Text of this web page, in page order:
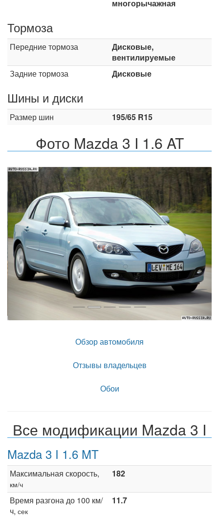
многорычажная
Тормоза
Передние тормоза
Дисковые,
вентилируемые
Задние тормоза
Дисковые
Шины и диски
Размер шин 195/65 R15
Фото Mazda 3 I 1.6 AT
Назад
Обзор автомобиля
Отзывы владельцев
Обои
Все модификации Mazda 3 I
Mazda 3 I 1.6 MT
Максимальная скорость,
км/ч
182
Время разгона до 100 км/
ч, сек
11.7